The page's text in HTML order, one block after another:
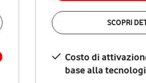
SCOPRI
Costo di
base alla